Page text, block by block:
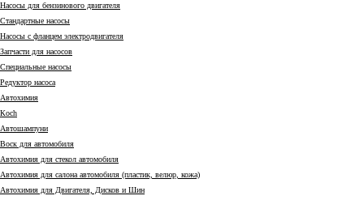
Насосы для бензинового двигателя
Стандартные насосы
Насосы с фланцем электродвигателя
Запчасти для насосов
Специальные насосы
Редуктор насоса
Автохимия
Коch
Автошампуни
Воск для автомобиля
Автохимия для стекол автомобиля
Автохимия для салона автомобиля (пластик, велюр, кожа)
Автохимия для Двигателя, Дисков и Шин